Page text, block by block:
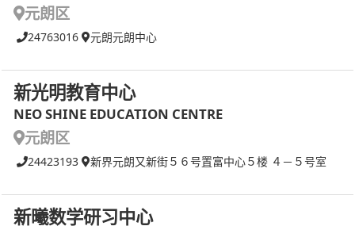
元朗区
24763016 元朗元朗中心
新光明教育中心
NEO SHINE EDUCATION CENTRE
元朗区
24423193 新界元朗又新街５６号置富中心５楼 ４－５号室
新曦数学研习中心